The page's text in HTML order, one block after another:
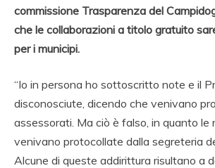
commissione Trasparenza del
che le collaborazioni a titolo gratuito
per i municipi.
“Io in persona ho sottoscritto note e il
disconosciute, dicendo che venivano
assessorati. Ma ciò è falso, in quanto le
venivano protocollate dalla segreteria
Alcune di queste addirittura risultano a